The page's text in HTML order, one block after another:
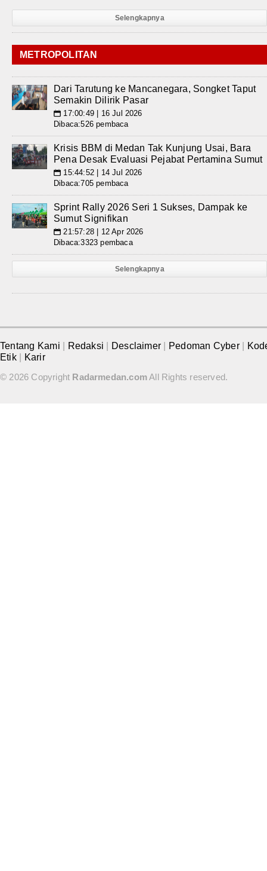
Selengkapnya
METROPOLITAN
Dari Tarutung ke Mancanegara, Songket Taput
Semakin Dilirik Pasar
📅 17:00:49 | 16 Jul 2026
Dibaca:526 pembaca
Krisis BBM di Medan Tak Kunjung Usai, Bara
Pena Desak Evaluasi Pejabat Pertamina Sumut
📅 15:44:52 | 14 Jul 2026
Dibaca:705 pembaca
Sprint Rally 2026 Seri 1 Sukses, Dampak ke
Sumut Signifikan
📅 21:57:28 | 12 Apr 2026
Dibaca:3323 pembaca
Selengkapnya
Tentang Kami Redaksi Desclaimer Pedoman Cyber
Etik
Karir
© 2026 Copyright Radarmedan.comAll Rights reserved.